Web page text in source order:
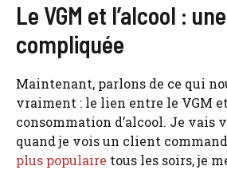
Le VGM et l’alcool :
compliquée
Maintenant, parlons de ce qui
vraiment : le lien entre le VGM
consommation d’alcool. Je vais
quand je vois un client
plus populaire tous les soirs, je